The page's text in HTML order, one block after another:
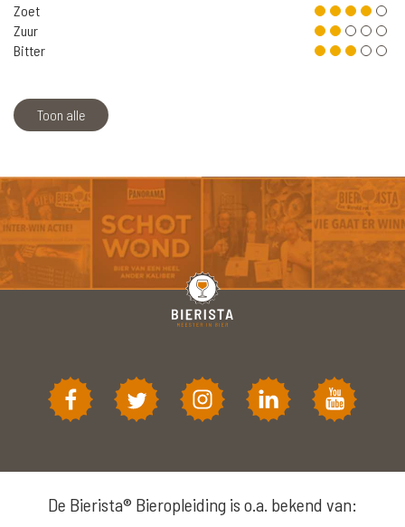
Zoet
Zuur
Bitter
Toon alle
De Bierista® Bieropleiding is o.a. bekend van: